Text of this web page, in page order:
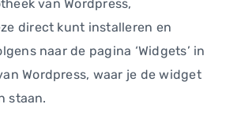
van Wordpress,
direct kunt installeren en
naar de pagina ‘Widgets’ in
Wordpress, waar je de widget
staan.